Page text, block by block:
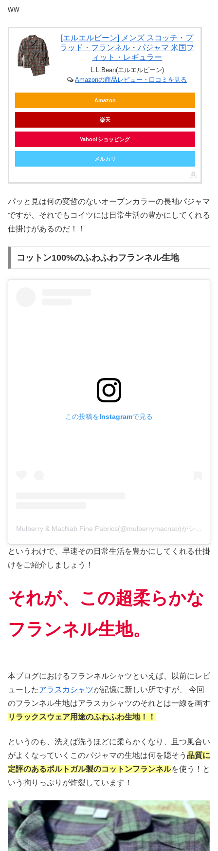
ww
[エルエルビーン] メンズ スコッチ・プ
ラッド・フランネル・パジャマ 米国フ
ィット・レギュラー
L.L.Bean(エルエルビーン)
Amazonの商品レビュー・口コミを見る
Amazon
楽天
Yahoo!ショッピング
メルカリ
パッと見は何の変哲のないオープンカラーの長袖パジャマ
ですが、それでもコイツには日常生活の豊かにしてくれる
仕掛けがあるのだ！！
コットン100%のふわふわフランネル生地
この投稿をInstagramで見る
というわけで、早速その日常生活を豊かにしてくれる仕掛
けをご紹介しましょう！
それが、この超柔らかな
フランネル生地。
本ブログにおけるフランネルシャツといえば、以前にレビ
ューしたアラスカシャツが記憶に新しい所ですが、 今回
のフランネル生地はアラスカシャツのそれとは一線を画す
リラックスウェア用途のふわふわ生地！！
というのも、洗えば洗うほどに柔らかくなり、且つ風合い
がよくなっていくこのパジャマの生地は何を隠そう 品質に
定評のあるポルトガル製のコットンフランネルを使う！と
いう拘りっぷりが炸裂しています！